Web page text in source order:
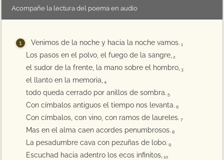
Acompañe la lectura del poema en audio
Venimos de la noche y hacia la noche vamos. 1
Los pasos en el polvo, el fuego de la sangre, 2
el sudor de la frente, la mano sobre el hombro, 3
el llanto en la memoria, 4
todo queda cerrado por anillos de sombra. 5
Con címbalos antiguos el tiempo nos levanta. 6
Con címbalos, con vino, con ramos de laureles. 7
Mas en el alma caen acordes penumbrosos. 8
La pesadumbre cava con pezuñas de lobo. 9
Escuchad hacia adentro los ecos infinitos, 10